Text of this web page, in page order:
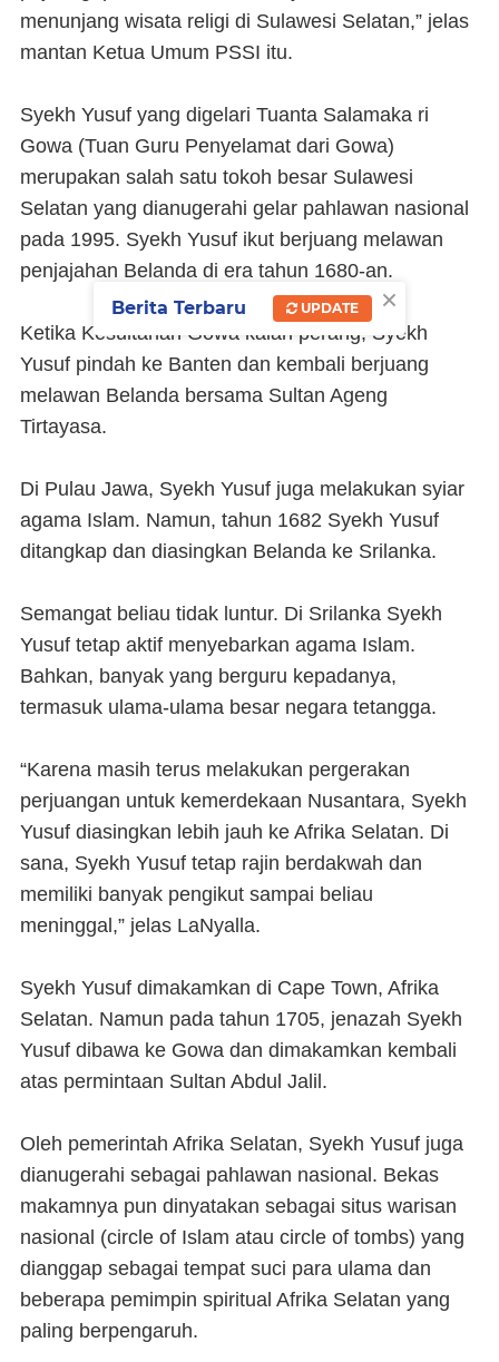
menunjang wisata religi di Sulawesi Selatan,” jelas
mantan Ketua Umum PSSI itu.
Syekh Yusuf yang digelari Tuanta Salamaka ri
Gowa (Tuan Guru Penyelamat dari Gowa)
merupakan salah satu tokoh besar Sulawesi
Selatan yang dianugerahi gelar pahlawan nasional
pada 1995. Syekh Yusuf ikut berjuang melawan
penjajahan Belanda di era tahun 1680-an.
Ketika Kesultanan Gowa kalah perang, Syekh
Yusuf pindah ke Banten dan kembali berjuang
melawan Belanda bersama Sultan Ageng
Tirtayasa.
Di Pulau Jawa, Syekh Yusuf juga melakukan syiar
agama Islam. Namun, tahun 1682 Syekh Yusuf
ditangkap dan diasingkan Belanda ke Srilanka.
Semangat beliau tidak luntur. Di Srilanka Syekh
Yusuf tetap aktif menyebarkan agama Islam.
Bahkan, banyak yang berguru kepadanya,
termasuk ulama-ulama besar negara tetangga.
“Karena masih terus melakukan pergerakan
perjuangan untuk kemerdekaan Nusantara, Syekh
Yusuf diasingkan lebih jauh ke Afrika Selatan. Di
sana, Syekh Yusuf tetap rajin berdakwah dan
memiliki banyak pengikut sampai beliau
meninggal,” jelas LaNyalla.
Syekh Yusuf dimakamkan di Cape Town, Afrika
Selatan. Namun pada tahun 1705, jenazah Syekh
Yusuf dibawa ke Gowa dan dimakamkan kembali
atas permintaan Sultan Abdul Jalil.
Oleh pemerintah Afrika Selatan, Syekh Yusuf juga
dianugerahi sebagai pahlawan nasional. Bekas
makamnya pun dinyatakan sebagai situs warisan
nasional (circle of Islam atau circle of tombs) yang
dianggap sebagai tempat suci para ulama dan
beberapa pemimpin spiritual Afrika Selatan yang
paling berpengaruh.
×
Berita Terbaru UPDATE